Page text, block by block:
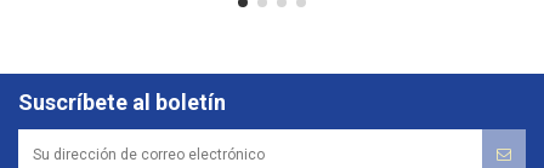
Suscríbete al boletín